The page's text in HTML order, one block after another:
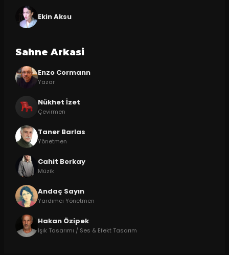
Ekin Aksu
Sahne Arkasi
Enzo Cormann
Yazar
Nükhet İzet
Çevirmen
Taner Barlas
Yönetmen
Cahit Berkay
Müzik
Andaç Sayın
Yardımcı Yönetmen
Hakan Özipek
Işık Tasarımı / Ses & Efekt Tasarım